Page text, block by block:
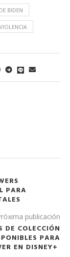
BIDEN
VIOLENCIA
PARA
publicación
DE COLECCIÓN
PARA
EN DISNEY+